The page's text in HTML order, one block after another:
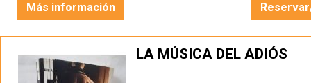
Más información
LA MÚSICA DEL ADIÓS